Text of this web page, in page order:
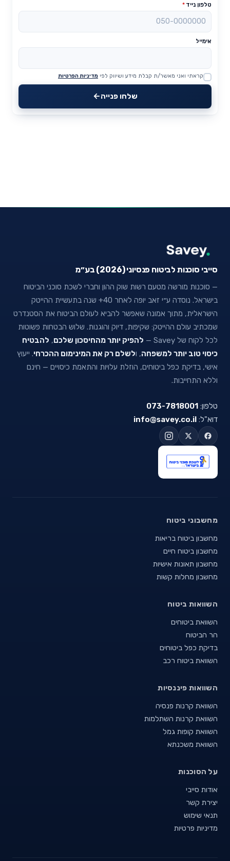
טלפון נייד *
אימייל
Website
קראתי ואני מאשר/ת קבלת מידע ושיווק לפי מדיניות הפרטיות
שלחו פנייה
סייבי סוכנות לביטוח פנסיוני (2026) בע״מ
— סוכנות מורשה מטעם רשות שוק ההון וחברי לשכת סוכני הביטוח
בישראל. נוסדה ע״י זאב יופה לאחר 40+ שנה בתעשיית ההייטק
הישראלית, מתוך אמונה שאפשר להביא לעולם הביטוח את הסטנדרט
שמכתיב עולם ההייטק: שקיפות, דיוק והוגנות. שלוש הבטחות פשוטות
לכל לקוח של Savey —
להפיק יותר מהחיסכון שלכם, להבטיח
כיסוי טוב יותר למשפחה, ולשלם רק את המינימום ההכרחי. ייעוץ
אישי, בדיקת כפל ביטוחים, הוזלת עלויות והתאמת כיסויים — חינם
וללא התחייבות.
טלפון: 073-7818001
דוא"ל: info@savey.co.il
מחשבוני ביטוח
מחשבון ביטוח בריאות
מחשבון ביטוח חיים
מחשבון תאונות אישיות
מחשבון מחלות קשות
השוואות ביטוח
השוואת ביטוחים
הר הביטוח
בדיקת כפל ביטוחים
השוואת ביטוח רכב
השוואות פיננסיות
השוואת קרנות פנסיה
השוואת קרנות השתלמות
השוואת קופות גמל
השוואת משכנתא
על הסוכנות
אודות סייבי
יצירת קשר
תנאי שימוש
מדיניות פרטיות